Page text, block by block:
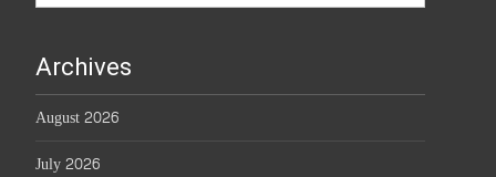
Archives
August 2026
July 2026